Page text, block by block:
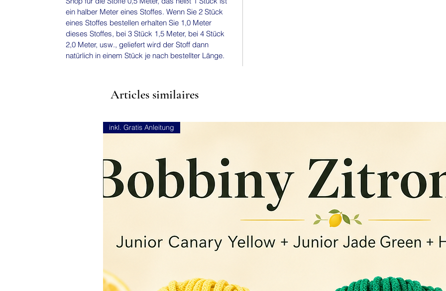
ein halber Meter eines Stoffes. Wenn Sie 2 Stück
eines Stoffes bestellen erhalten Sie 1,0 Meter
dieses Stoffes, bei 3 Stück 1,5 Meter, bei 4 Stück
2,0 Meter, usw., geliefert wird der Stoff dann
natürlich in einem Stück je nach bestellter Länge.
Articles similaires
inkl. Gratis Anleitung